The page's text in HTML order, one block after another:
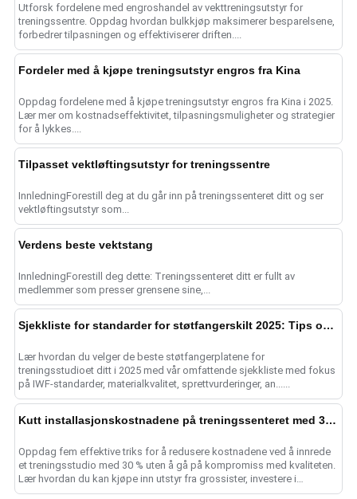
Utforsk fordelene med engroshandel av vekttreningsutstyr for
treningssentre. Oppdag hvordan bulkkjøp maksimerer besparelsene,
forbedrer tilpasningen og effektiviserer driften....
Fordeler med å kjøpe treningsutstyr engros fra Kina
Oppdag fordelene med å kjøpe treningsutstyr engros fra Kina i 2025.
Lær mer om kostnadseffektivitet, tilpasningsmuligheter og strategier
for å lykkes....
Tilpasset vektløftingsutstyr for treningssentre
InnledningForestill deg at du går inn på treningssenteret ditt og ser
vektløftingsutstyr som...
Verdens beste vektstang
InnledningForestill deg dette: Treningssenteret ditt er fullt av
medlemmer som presser grensene sine,...
Sjekkliste for standarder for støtfangerskilt 2025: Tips om kvalitet
Lær hvordan du velger de beste støtfangerplatene for
treningsstudioet ditt i 2025 med vår omfattende sjekkliste med fokus
på IWF-standarder, materialkvalitet, sprettvurderinger, an......
Kutt installasjonskostnadene på treningssenteret med 30 % med 5 utstyrshacks
Oppdag fem effektive triks for å redusere kostnadene ved å innrede
et treningsstudio med 30 % uten å gå på kompromiss med kvaliteten.
Lær hvordan du kan kjøpe inn utstyr fra grossister, investere i
multifunksjonelle ge......